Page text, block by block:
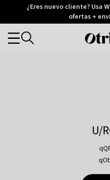
Otrium
Trustpilot
¿Eres nuevo cliente? Usa
ofertas +
Categories
U/